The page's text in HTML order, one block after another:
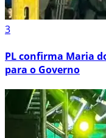
3
PL confirma Maria
para o Governo